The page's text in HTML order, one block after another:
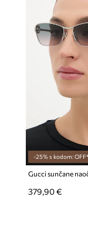
-25% s kodom:
Gucci sunčane
379,90 €